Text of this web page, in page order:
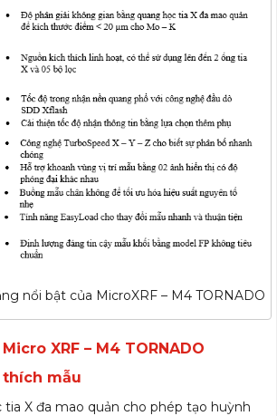
nổi bật của MicroXRF – M4 TORNADO
XRF – M4 TORNADO
thích mẫu
X đa mao quản cho phép tạo huỳnh